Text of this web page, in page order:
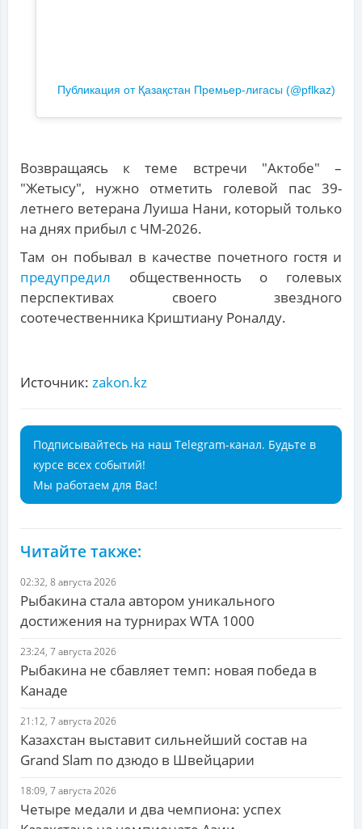
Публикация от Қазақстан Премьер-лигасы (@pflkaz)
Возвращаясь к теме встречи "Актобе" –
"Жетысу", нужно отметить голевой пас 39-
летнего ветерана Луиша Нани, который только
на днях прибыл с ЧМ-2026.
Там он побывал в качестве почетного гостя и
предупредил общественность о голевых
перспективах своего звездного
соотечественника Криштиану Роналду.
Источник: zakon.kz
Подписывайтесь на наш Telegram-канал. Будьте в
курсе всех событий!
Мы работаем для Вас!
Читайте также:
02:32, 8 августа 2026
Рыбакина стала автором уникального
достижения на турнирах WTA 1000
23:24, 7 августа 2026
Рыбакина не сбавляет темп: новая победа в
Канаде
21:12, 7 августа 2026
Казахстан выставит сильнейший состав на
Grand Slam по дзюдо в Швейцарии
18:09, 7 августа 2026
Четыре медали и два чемпиона: успех